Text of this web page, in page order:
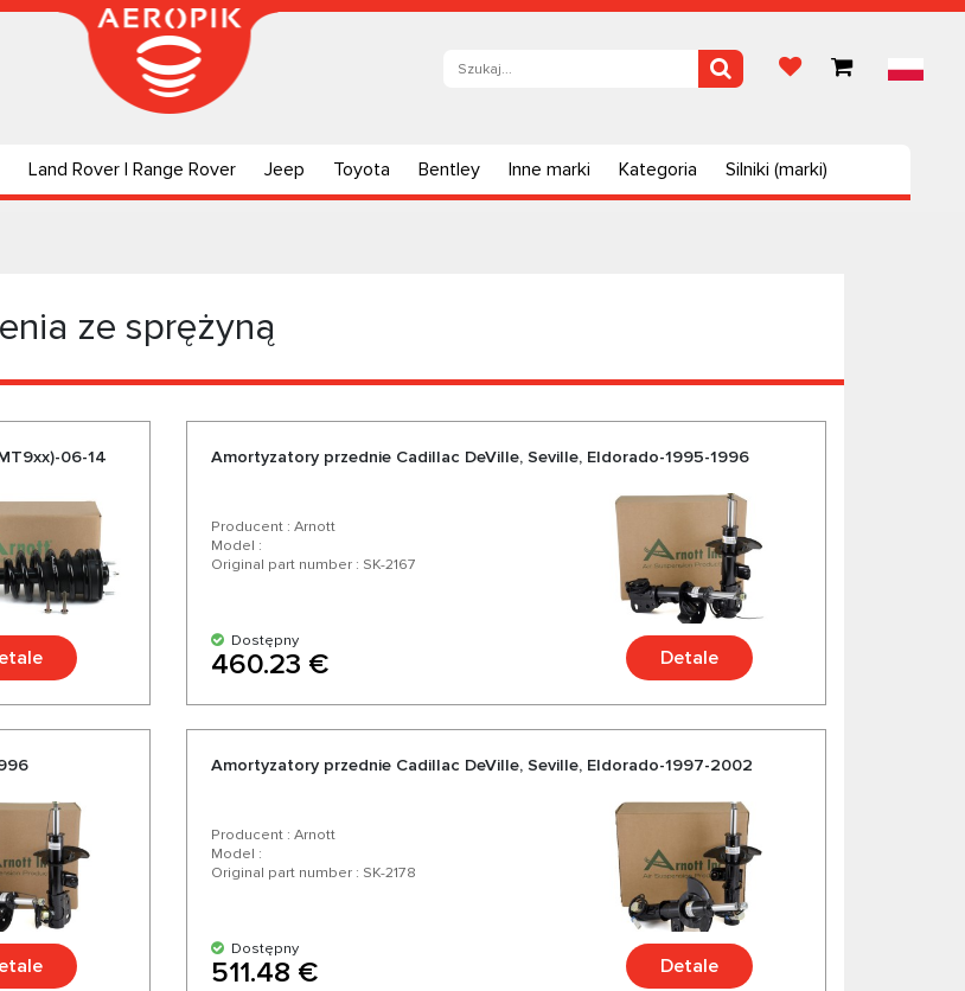
Land Rover | Range Rover Jeep Toyota Bentley Inne marki Kategoria Silniki (marki)
ze sprężyną
06-14 Amortyzatory przednie Cadillac DeVille, Seville, Eldorado-1995-1996
Producent : Arnott
Model :
Original part number : SK-2167
Dostępny
460.23 € Detale
Amortyzatory przednie Cadillac DeVille, Seville, Eldorado-1997-2002
Producent : Arnott
Model :
Original part number : SK-2178
Dostępny
511.48 € Detale